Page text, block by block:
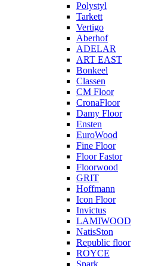
Polystyl
Tarkett
Vertigo
Aberhof
ADELAR
ART EAST
Bonkeel
Classen
CM Floor
CronaFloor
Damy Floor
Ensten
EuroWood
Fine Floor
Floor Fastor
Floorwood
GRIT
Hoffmann
Icon Floor
Invictus
LAMIWOOD
NatisSton
Republic floor
ROYCE
Spark